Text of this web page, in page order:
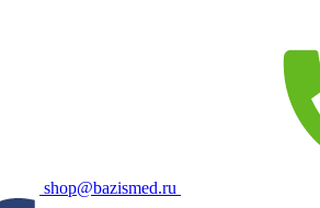
shop@bazismed.ru